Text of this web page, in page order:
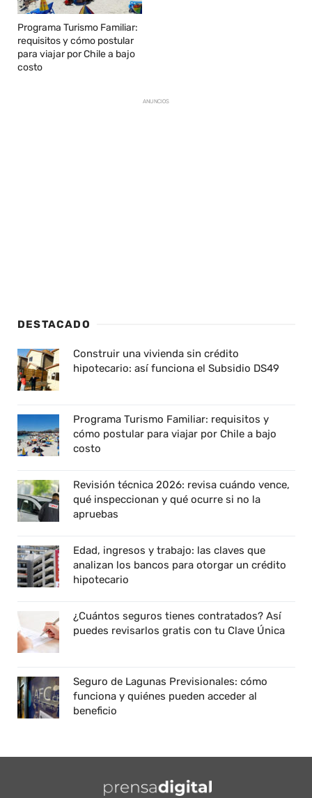
Programa Turismo Familiar:
requisitos y cómo postular
para viajar por Chile a bajo
costo
ANUNCIOS
DESTACADO
Construir una vivienda sin crédito
hipotecario: así funciona el Subsidio DS49
Programa Turismo Familiar: requisitos y
cómo postular para viajar por Chile a bajo
costo
Revisión técnica 2026: revisa cuándo vence,
qué inspeccionan y qué ocurre si no la
apruebas
Edad, ingresos y trabajo: las claves que
analizan los bancos para otorgar un crédito
hipotecario
¿Cuántos seguros tienes contratados? Así
puedes revisarlos gratis con tu Clave Única
Seguro de Lagunas Previsionales: cómo
funciona y quiénes pueden acceder al
beneficio